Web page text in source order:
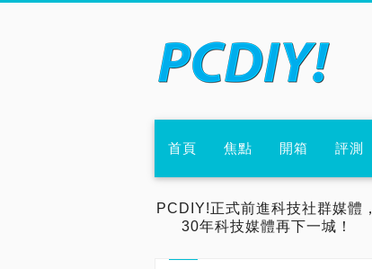
首頁 焦點 開箱 評測
PCDIY!正式前進科技社群媒體，
30年科技媒體再下一城！